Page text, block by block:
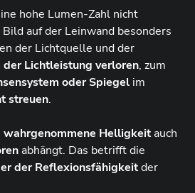
hohe Lumen-Zahl nicht
auf der Leinwand besonders
der Lichtquelle und der
der Lichtleistung verloren, zum
oder Spiegel im
streuen.
wahrgenommene Helligkeitauch
abhängt. Das betrifft die
der Reflexionsfähigkeitder